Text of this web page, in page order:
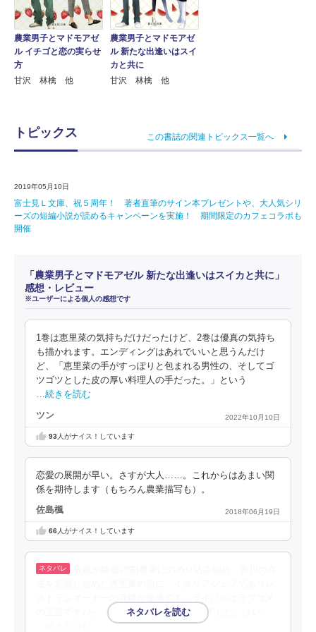
農業男子とマドモアゼ
ル イチゴと恋の実らせ
方
甘沢 林檎 他
農業男子とマドモアゼ
ル 新たな出逢いはスイ
カと共に
甘沢 林檎 他
トピックス この書誌の関連トピックス一覧へ
2019年05月10日
富士見Ｌ文庫、祝５周年！ 著者直筆のサイン本プレゼントや、大人気シリ
ーズの短編小説が読めるキャンペーンを実施！ 期間限定のカフェコラボも
開催
「農業男子とマドモアゼル 新たな出逢いはスイカと共に」
感想・レビュー
※ユーザーによる個人の感想です
1巻は恵里菜の気持ちだけだったけど、2巻は優真の気持ち
も描かれます。エンディングはあれでいいと思うんだけ
ど、「恵里菜の手がすっぽりと包まれる男性の、そしてゴ
ツゴツとした皮の厚い料理人の手だった。」という
…続きを読む
ツン 2022年10月10日
93人がナイス！しています
恋愛の展開が早い。さすが大人……。これからはあまい関
係を期待します（もちろん農業描写も）。
佐島楓 2018年06月19日
66人がナイス！しています
の王道です♪が、明らかに当て馬感が満載でした。はい、